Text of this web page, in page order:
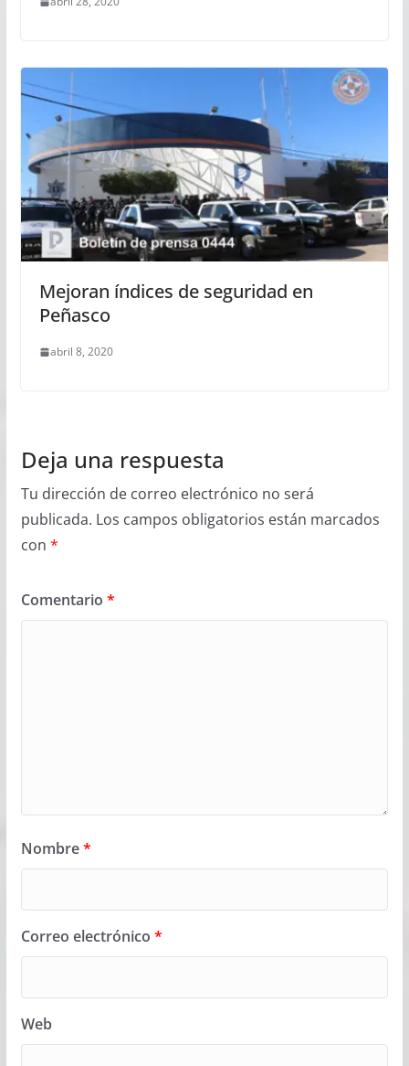
Mejoran índices de seguridad en
Peñasco
abril 8, 2020
Deja una respuesta
Tu dirección de correo electrónico no será
publicada. Los campos obligatorios están marcados
con *
Comentario *
Nombre*
Correo electrónico *
Web